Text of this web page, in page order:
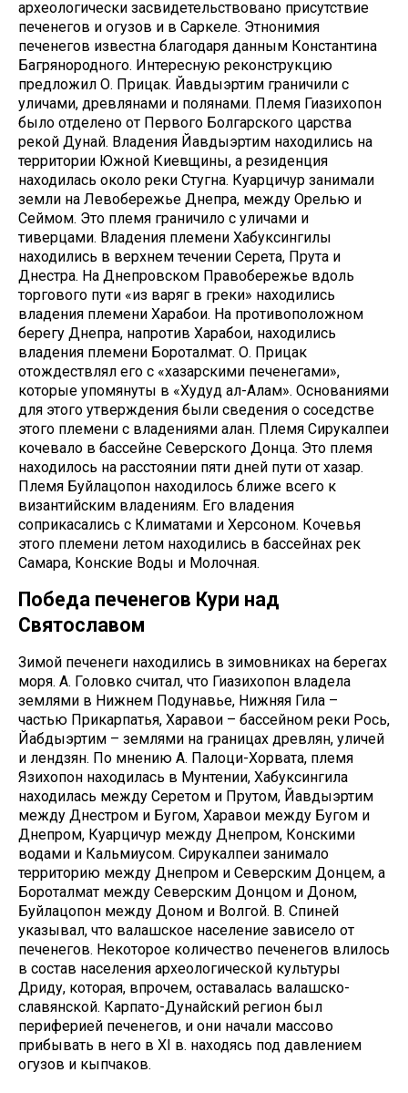
археологически засвидетельствовано присутствие
печенегов и огузов и в Саркеле. Этнонимия
печенегов известна благодаря данным Константина
Багрянородного. Интересную реконструкцию
предложил О. Прицак. Йавдыэртим граничили с
уличами, древлянами и полянами. Племя Гиазихопон
было отделено от Первого Болгарского царства
рекой Дунай. Владения Йавдыэртим находились на
территории Южной Киевщины, а резиденция
находилась около реки Стугна. Куарцичур занимали
земли на Левобережье Днепра, между Орелью и
Сеймом. Это племя граничило с уличами и
тиверцами. Владения племени Хабуксингилы
находились в верхнем течении Серета, Прута и
Днестра. На Днепровском Правобережье вдоль
торгового пути «из варяг в греки» находились
владения племени Харабои. На противоположном
берегу Днепра, напротив Харабои, находились
владения племени Бороталмат. О. Прицак
отождествлял его с «хазарскими печенегами»,
которые упомянуты в «Худуд ал-Алам». Основаниями
для этого утверждения были сведения о соседстве
этого племени с владениями алан. Племя Сирукалпеи
кочевало в бассейне Северского Донца. Это племя
находилось на расстоянии пяти дней пути от хазар.
Племя Буйлацопон находилось ближе всего к
византийским владениям. Его владения
соприкасались с Климатами и Херсоном. Кочевья
этого племени летом находились в бассейнах рек
Самара, Конские Воды и Молочная.
Победа печенегов Кури над
Святославом
Зимой печенеги находились в зимовниках на берегах
моря. А. Головко считал, что Гиазихопон владела
землями в Нижнем Подунавье, Нижняя Гила –
частью Прикарпатья, Харавои – бассейном реки Рось,
Йабдыэртим – землями на границах древлян, уличей
и лендзян. По мнению А. Палоци-Хорвата, племя
Язихопон находилась в Мунтении, Хабуксингила
находилась между Серетом и Прутом, Йавдыэртим
между Днестром и Бугом, Харавои между Бугом и
Днепром, Куарцичур между Днепром, Конскими
водами и Кальмиусом. Сирукалпеи занимало
территорию между Днепром и Северским Донцем, а
Бороталмат между Северским Донцом и Доном,
Буйлацопон между Доном и Волгой. В. Спиней
указывал, что валашское население зависело от
печенегов. Некоторое количество печенегов влилось
в состав населения археологической культуры
Дриду, которая, впрочем, оставалась валашско-
славянской. Карпато-Дунайский регион был
периферией печенегов, и они начали массово
прибывать в него в XI в. находясь под давлением
огузов и кыпчаков.